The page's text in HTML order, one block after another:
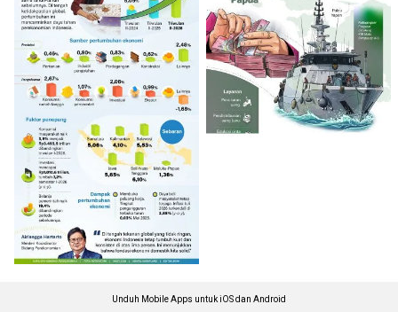
Unduh Mobile Apps untuk iOS dan Android